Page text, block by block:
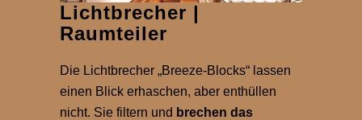
Lichtbrecher |
Raumteiler
Die Lichtbrecher „Breeze-Blocks“ lassen
einen Blick erhaschen, aber enthüllen
nicht. Sie filtern und brechen das